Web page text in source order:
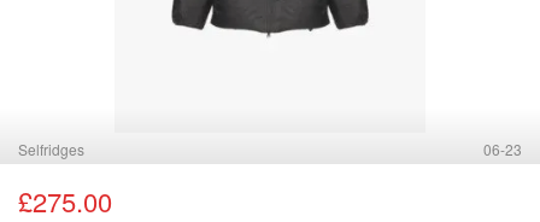
Selfridges 06-23
£275.00